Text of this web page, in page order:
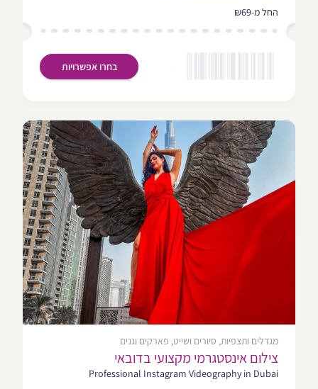
החל מ-₪69
בחרו אפשרויות
מגדלים ותצפיות, סיורים ושייט, פארקים וגנים
צילום אינסטגרמי מקצועי בדובאי
Professional Instagram Videography in Dubai